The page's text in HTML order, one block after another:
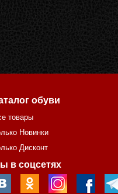
обуви
товары
Новинки
Дисконт
в соцсетях